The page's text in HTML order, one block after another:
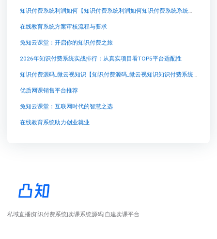
知识付费系统利润如何【知识付费系统利润如何知识付费系统系统怎么制作，知识付费系统搭建使用教程】
在线教育系统方案审核流程与要求
兔知云课堂：开启你的知识付费之旅
2026年知识付费系统实战排行：从真实项目看TOP5平台适配性
知识付费源码_微云视知识【知识付费源码_微云视知识知识付费系统系统怎么制作，知识付费系统搭建使用教程】
优质网课销售平台推荐
兔知云课堂：互联网时代的智慧之选
在线教育系统助力创业就业
私域直播|知识付费系统|卖课系统源码|自建卖课平台